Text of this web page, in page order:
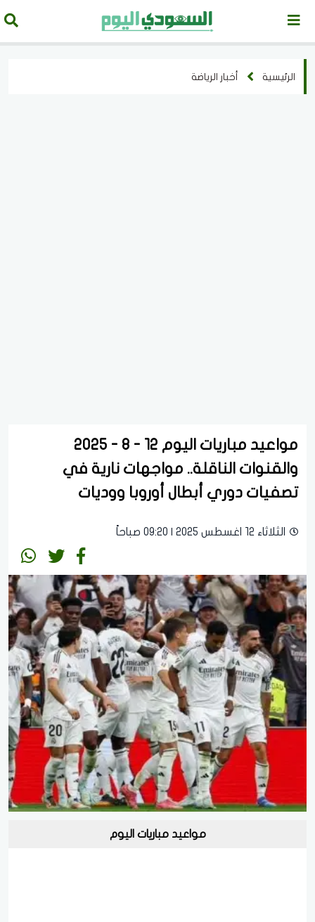
الرئيسية أخبار الرياضة
مواعيد مباريات اليوم 12 - 8 - 2025
والقنوات الناقلة.. مواجهات نارية في
تصفيات دوري أبطال أوروبا ووديات
الثلاثاء 12 اغسطس 2025 | 09:20 صباحاً
مواعيد مباريات اليوم